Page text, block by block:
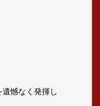
憾なく発揮し